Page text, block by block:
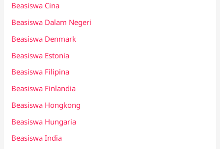
Beasiswa Cina
Beasiswa Dalam Negeri
Beasiswa Denmark
Beasiswa Estonia
Beasiswa Filipina
Beasiswa Finlandia
Beasiswa Hongkong
Beasiswa Hungaria
Beasiswa India